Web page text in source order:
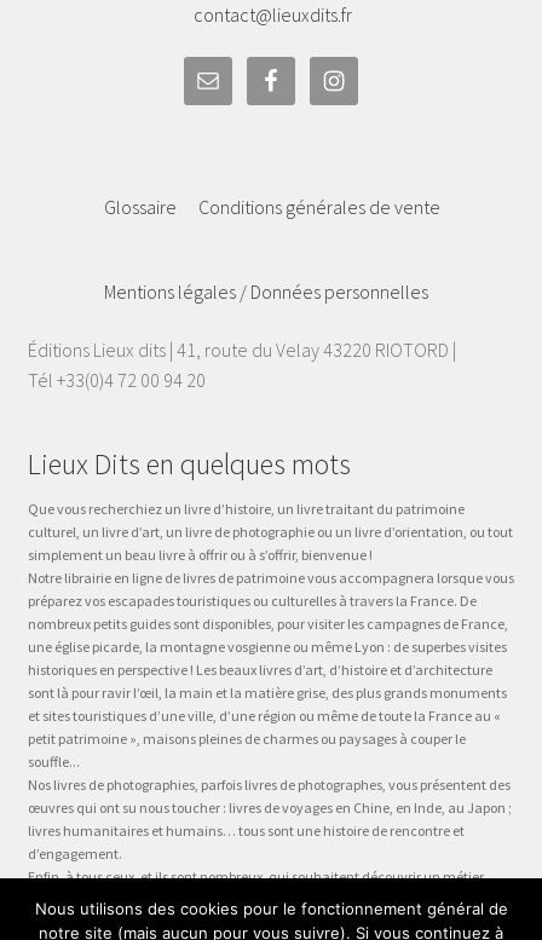
contact@lieuxdits.fr
Glossaire Conditions générales de vente
Mentions légales / Données personnelles
Éditions Lieux dits | 41, route du Velay 43220 RIOTORD |
Tél +33(0)4 72 00 94 20
Lieux Dits en quelques mots
Que vous recherchiez un livre d’histoire, un livre traitant du patrimoine
culturel, un livre d’art, un livre de photographie ou un livre d’orientation, ou tout
simplement un beau livre à offrir ou à s’offrir, bienvenue !
Notre librairie en ligne de livres de patrimoine vous accompagnera lorsque vous
préparez vos escapades touristiques ou culturelles à travers la France. De
nombreux petits guides sont disponibles, pour visiter les campagnes de France,
une église picarde, la montagne vosgienne ou même Lyon : de superbes visites
historiques en perspective ! Les beaux livres d’art, d’histoire et d’architecture
sont là pour ravir l’œil, la main et la matière grise, des plus grands monuments
et sites touristiques d’une ville, d’une région ou même de toute la France au «
petit patrimoine », maisons pleines de charmes ou paysages à couper le
souffle...
Nos livres de photographies, parfois livres de photographes, vous présentent des
œuvres qui ont su nous toucher : livres de voyages en Chine, en Inde, au Japon ;
livres humanitaires et humains… tous sont une histoire de rencontre et
d’engagement.
Enfin, à tous ceux, et ils sont nombreux, qui souhaitent découvrir un métier,
préparer leur formation ou choisir leur orientation, à la question « quel métier ?
» nous dédions la collection Être, véritable panorama du monde du travail, plus
Nous utilisons des cookies pour le fonctionnement général de
notre site (mais aucun pour vous suivre). Si vous continuez à